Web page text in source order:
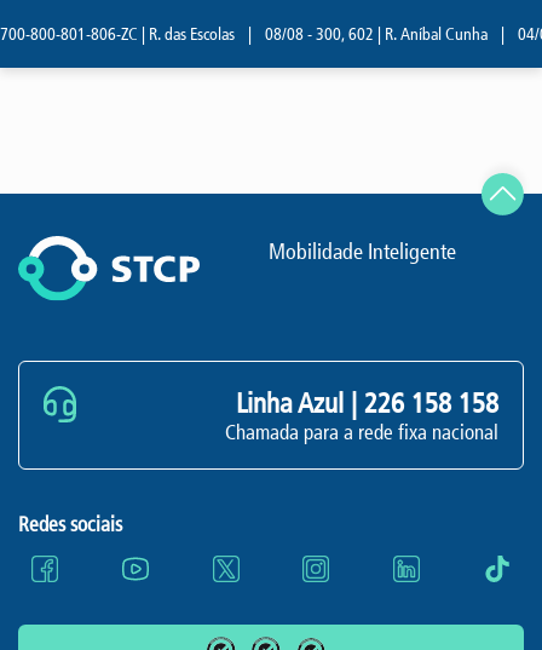
800-801-806-ZC | R. das Escolas 08/08 - 300, 602 | R. Aníbal Cunha 04/
Mobilidade Inteligente
Linha Azul | 226 158 158
Chamada para a rede fixa nacional
Redes sociais